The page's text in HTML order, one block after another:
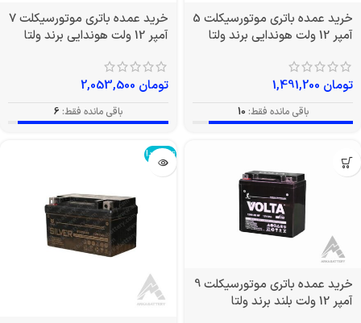
خرید عمده باتری موتورسیکلت 5
آمپر 12 ولت هوندایی برند ولتا
تومان
باقی مانده فقط: 10
خرید عمده باتری موتورسیکلت 7
آمپر 12 ولت هوندایی برند ولتا
تومان
باقی مانده فقط: 6
خرید عمده باتری موتورسیکلت 9
آمپر 12 ولت بلند برند ولتا
تمام شد!